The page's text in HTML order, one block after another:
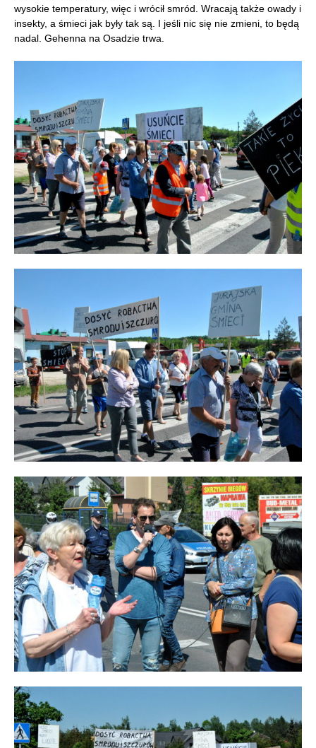
wysokie temperatury, więc i wrócił smród. Wracają także owady i
insekty, a śmieci jak były tak są. I jeśli nic się nie zmieni, to będą
nadal. Gehenna na Osadzie trwa.